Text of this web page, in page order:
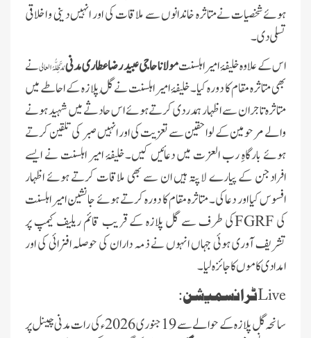
ہوئےشخصیات نےمتاثرہ خاندانوں سے ملاقات کی اور انہیں دینی و اخلاقی
تسلی دی۔
اس کے علاوہ خلیفۂ امیر اہلسنتمولانا حاجی عبید رضا عطاری مدنیمُدَّ ظِلُّہُ العالینے
بھی متاثرہ مقام کا دورہ کیا۔خلیفۂ امیر اہلسنت نے گُل پلازہ کے احاطے میں
متاثرہ تاجران سے اظہار ہمدردی کرتے ہوئے اس حادثے میں شہید ہونے
والے مرحومین کے لواحقین سے تعزیت کی اور انہیں صبر کی تلقین کرتے
ہوئے بارگاہِ رب العزت میں دعائیں کیں۔خلیفۂ امیر اہلسنت نے ایسے
افرادجن کے پیارے لاپتہ ہیں ان سے بھی ملاقات کرتے ہوئے اظہار
افسوس کیا اور دعاکی۔ متاثرہ مقام کا دورہ کرتے ہوئے جانشین امیر اہلسنت
کیFGRFکی طرف سے گل پلازہ کے قریب قائم ریلیف کیمپ پر
تشریف آوری ہوئی جہاں انہوں نے ذمہ داران کی حوصلہ افزائی کی اور
امدادی کاموں کا جائزہ لیا۔
Liveٹرانسمیشن:
سانحہ گل پلازہ کے حوالے سے 19 جنوری 2026ء کی رات مدنی چینل پر